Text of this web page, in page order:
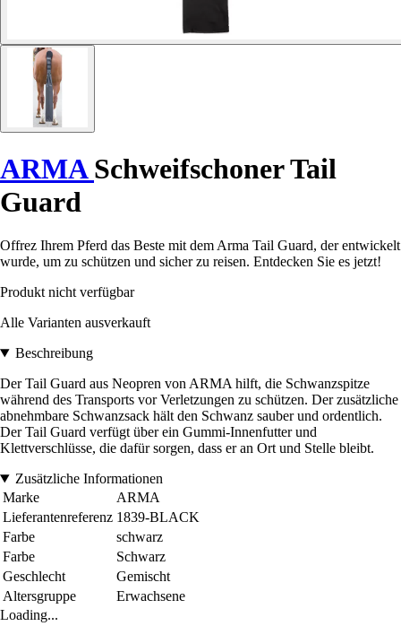
ARMASchweifschoner Tail
Guard
Offrez Ihrem Pferd das Beste mit dem Arma Tail Guard, der entwickelt
wurde, um zu schützen und sicher zu reisen. Entdecken Sie es jetzt!
Produkt nicht verfügbar
Alle Varianten ausverkauft
Beschreibung
Der Tail Guard aus Neopren von ARMA hilft, die Schwanzspitze
während des Transports vor Verletzungen zu schützen. Der zusätzliche
abnehmbare Schwanzsack hält den Schwanz sauber und ordentlich.
Der Tail Guard verfügt über ein Gummi-Innenfutter und
Klettverschlüsse, die dafür sorgen, dass er an Ort und Stelle bleibt.
Zusätzliche Informationen
Marke
ARMA
Lieferantenreferenz 1839-BLACK
Farbe
schwarz
Farbe
Schwarz
Geschlecht
Gemischt
Altersgruppe
Erwachsene
Loading...